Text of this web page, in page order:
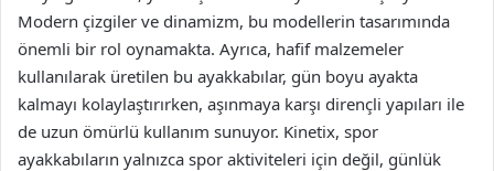
Modern çizgiler ve dinamizm, bu modellerin tasarımında
önemli bir rol oynamakta. Ayrıca, hafif malzemeler
kullanılarak üretilen bu ayakkabılar, gün boyu ayakta
kalmayı kolaylaştırırken, aşınmaya karşı dirençli yapıları ile
de uzun ömürlü kullanım sunuyor. Kinetix, spor
ayakkabıların yalnızca spor aktiviteleri için değil, günlük